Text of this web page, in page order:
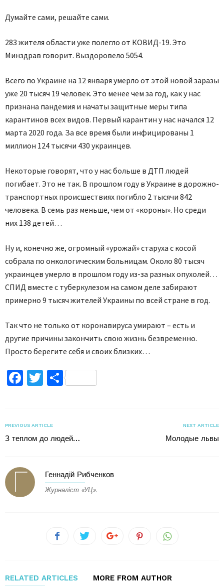
Думайте сами, решайте сами.
283 жителя области уже полегло от КОВИД-19. Это
Минздрав говорит. Выздоровело 5054.
Всего по Украине на 12 января умерло от этой новой заразы
уже 20 тысяч 19 человек. Это менее чем за год, как у нас
признана пандемия и начаты защитные меры типа
карантинов всех видов. Первый карантин у нас начался 12
марта 2020 года. За все время были инфицированы 1
миллион 124 тысячи 430 украинцев.
Некоторые говорят, что у нас больше в ДТП людей
погибает. Это не так. В прошлом году в Украине в дорожно-
транспортных происшествиях погибло 2 тысячи 842
человека. В семь раз меньше, чем от «короны». Но среди
них 138 детей…
Ну и, конечно же, огромный «урожай» старуха с косой
собрала по онкологическим больницам. Около 80 тысяч
украинцев умерло в прошлом году из-за разных опухолей…
СПИД вместе с туберкулезом на самом деле забирают
примерно 9 тысяч жителей Украины по всей стране в год.
Так что не только от коронавируса умирают – есть и
другие причины закончить свою жизнь безвременно.
Просто берегите себя и своих близких…
Facebook
TwitterПоділитися
PREVIOUS ARTICLE
З теплом до людей…
NEXT ARTICLE
Молодые львы
Геннадій Рибченков
Журналіст «УЦ».
RELATED ARTICLES MORE FROM AUTHOR